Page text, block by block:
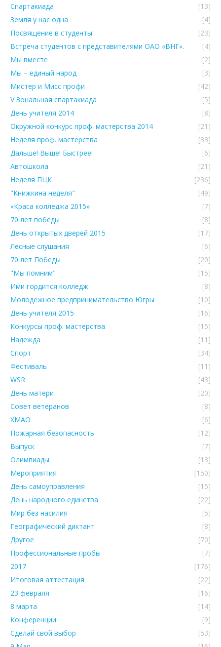
Спартакиада
[13]
Земля у нас одна
[4]
Посвящение в студенты
[23]
Встреча студентов с представителями ОАО «ВНГ».
[4]
Мы вместе
[2]
Мы – единый народ
[3]
Мистер и Мисс профи
[42]
V Зональная спартакиада
[5]
День учителя 2014
[8]
Окружной конкурс проф. мастерства 2014
[21]
Неделя проф. мастерства
[33]
Дальше! Выше! Быстрее!
[6]
Автошкола
[21]
Неделя ПЦК
[236]
"Книжкина неделя"
[49]
«Краса колледжа 2015»
[7]
70 лет победы
[8]
День открытых дверей 2015
[17]
Лесные слушания
[6]
70 лет Победы
[20]
"Мы помним"
[15]
Ими гордится колледж
[8]
Молодежное предпринимательство Югры
[10]
День учителя 2015
[16]
Конкурсы проф. мастерства
[15]
Надежда
[11]
Спорт
[34]
Фестиваль
[11]
WSR
[43]
День матери
[20]
Совет ветеранов
[8]
ХМАО
[6]
Пожарная безопасность
[12]
Выпуск
[7]
Олимпиады
[13]
Мероприятия
[150]
День самоуправления
[15]
День народного единства
[22]
Мир без насилия
[5]
Географический диктант
[8]
Другое
[70]
Профессиональные пробы
[7]
2017
[176]
Итоговая аттестация
[22]
23 февраля
[16]
8 марта
[14]
Конференции
[9]
Сделай свой выбор
[53]